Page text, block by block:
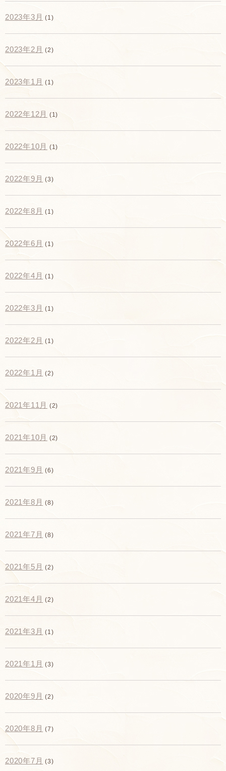
2023年3月 (1)
2023年2月 (2)
2023年1月 (1)
2022年12月 (1)
2022年10月 (1)
2022年9月 (3)
2022年8月 (1)
2022年6月 (1)
2022年4月 (1)
2022年3月 (1)
2022年2月 (1)
2022年1月 (2)
2021年11月 (2)
2021年10月 (2)
2021年9月 (6)
2021年8月 (8)
2021年7月 (8)
2021年5月 (2)
2021年4月 (2)
2021年3月 (1)
2021年1月 (3)
2020年9月 (2)
2020年8月 (7)
2020年7月 (3)